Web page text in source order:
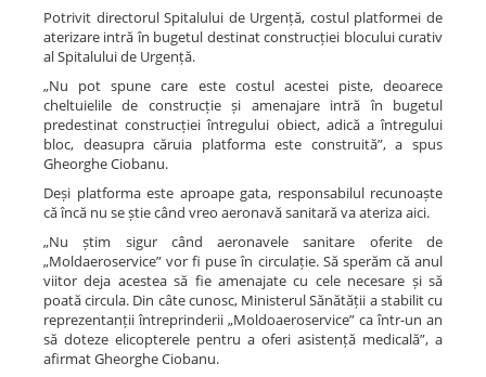
Potrivit directorul Spitalului de Urgență, costul platformei de
aterizare intră în bugetul destinat construcției blocului curativ
al Spitalului de Urgență.
„Nu pot spune care este costul acestei piste, deoarece
cheltuielile de construcție și amenajare intră în bugetul
predestinat construcției întregului obiect, adică a întregului
bloc, deasupra căruia platforma este construită”, a spus
Gheorghe Ciobanu.
Deși platforma este aproape gata, responsabilul recunoaște
că încă nu se știe când vreo aeronavă sanitară va ateriza aici.
„Nu știm sigur când aeronavele sanitare oferite de
„Moldaeroservice” vor fi puse în circulație. Să sperăm că anul
viitor deja acestea să fie amenajate cu cele necesare și să
poată circula. Din câte cunosc, Ministerul Sănătății a stabilit cu
reprezentanții întreprinderii „Moldoaeroservice” ca într-un an
să doteze elicopterele pentru a oferi asistență medicală”, a
afirmat Gheorghe Ciobanu.